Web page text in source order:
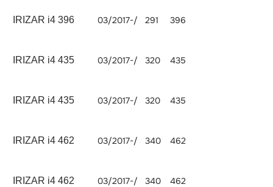
IRIZAR i4 396 03/2017-/ 291 396
IRIZAR i4 435 03/2017-/ 320 435
IRIZAR i4 435 03/2017-/ 320 435
IRIZAR i4 462 03/2017-/ 340 462
IRIZAR i4 462 03/2017-/ 340 462